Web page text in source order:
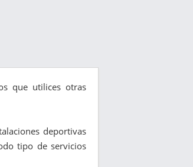
que utilices otras
deportivas
tipo de servicios